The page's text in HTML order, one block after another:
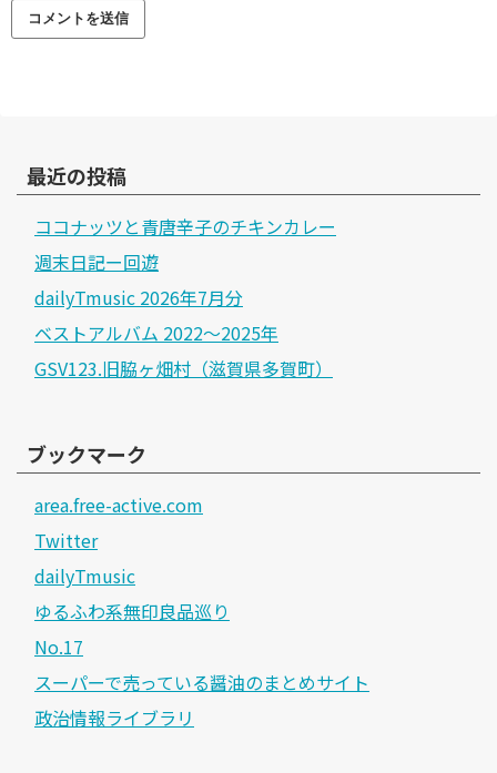
最近の投稿
ココナッツと青唐辛子のチキンカレー
週末日記ー回遊
dailyTmusic 2026年7月分
ベストアルバム 2022～2025年
GSV123.旧脇ヶ畑村（滋賀県多賀町）
ブックマーク
area.free-active.com
Twitter
dailyTmusic
ゆるふわ系無印良品巡り
No.17
スーパーで売っている醤油のまとめサイト
政治情報ライブラリ